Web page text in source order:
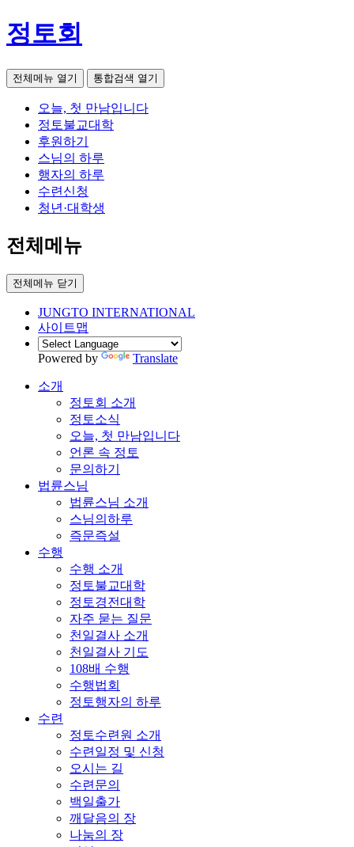
정토회
전체메뉴 열기 통합검색 열기
오늘, 첫 만남입니다
정토불교대학
후원하기
스님의 하루
행자의 하루
수련신청
청년·대학생
전체메뉴
전체메뉴 닫기
JUNGTO INTERNATIONAL
사이트맵
Powered by Translate
소개
정토회 소개
정토소식
오늘, 첫 만남입니다
언론 속 정토
문의하기
법륜스님
법륜스님 소개
스님의하루
즉문즉설
수행
수행 소개
정토불교대학
정토경전대학
자주 묻는 질문
천일결사 소개
천일결사 기도
108배 수행
수행법회
정토행자의 하루
수련
정토수련원 소개
수련일정 및 신청
오시는 길
수련문의
백일출가
깨달음의 장
나눔의 장